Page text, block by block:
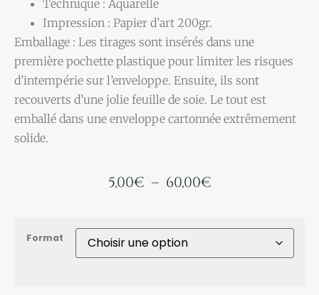
Technique : Aquarelle
Impression : Papier d’art 200gr.
Emballage : Les tirages sont insérés dans une
première pochette plastique pour limiter les risques
d’intempérie sur l’enveloppe. Ensuite, ils sont
recouverts d’une jolie feuille de soie. Le tout est
emballé dans une enveloppe cartonnée extrêmement
solide.
5,00€ – 60,00€
Format